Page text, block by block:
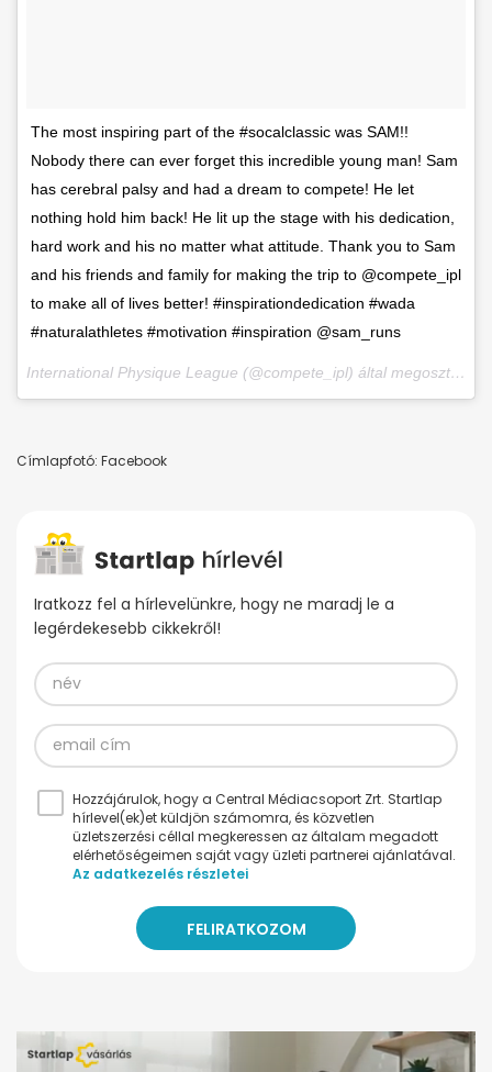
The most inspiring part of the #socalclassic was SAM!!
Nobody there can ever forget this incredible young man! Sam
has cerebral palsy and had a dream to compete! He let
nothing hold him back! He lit up the stage with his dedication,
hard work and his no matter what attitude. Thank you to Sam
and his friends and family for making the trip to @compete_ipl
to make all of lives better! #inspirationdedication #wada
#naturalathletes #motivation #inspiration @sam_runs
International Physique League (@compete_ipl) által megosztott bejegyzés,
Címlapfotó: Facebook
Iratkozz fel a hírlevelünkre, hogy ne maradj le a
legérdekesebb cikkekről!
Hozzájárulok, hogy a Central Médiacsoport Zrt. Startlap
hírlevel(ek)et küldjön számomra, és közvetlen
üzletszerzési céllal megkeressen az általam megadott
elérhetőségeimen saját vagy üzleti partnerei ajánlatával.
Az adatkezelés részletei